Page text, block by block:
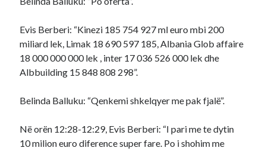
Evis Berberi: “Kinezi 185 754 927 ml euro mbi 200
miliard lek, Limak 18 690 597 185, Albania Glob affaire
18 000 000 000 lek , inter 17 036 526 000 lek dhe
Albbuilding 15 848 808 298”.
Belinda Balluku: “Qenkemi shkelqyer me pak fjalë”.
Në orën 12:28-12:29, Evis Berberi: “I pari me te dytin
10 milion euro diference super fare. Po i shohim me